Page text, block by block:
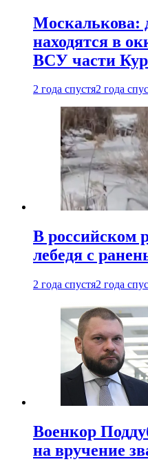
Москалькова:
находятся в
ВСУ части
2 года спустя2 года
В российском
лебедя с
2 года спустя2 года
Военкор
на вручение